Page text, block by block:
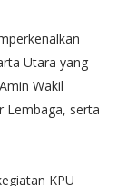
Utara yang
Wakil
Lembaga, serta
KPU